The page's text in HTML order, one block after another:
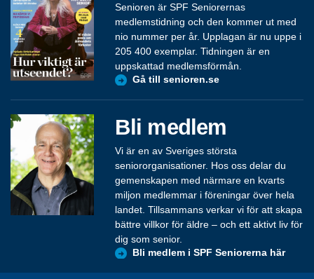
Senioren är SPF Seniorernas
medlemstidning och den kommer ut med
nio nummer per år. Upplagan är nu uppe i
205 400 exemplar. Tidningen är en
uppskattad medlemsförmån.
Gå till senioren.se
Bli medlem
Vi är en av Sveriges största
seniororganisationer. Hos oss delar du
gemenskapen med närmare en kvarts
miljon medlemmar i föreningar över hela
landet. Tillsammans verkar vi för att skapa
bättre villkor för äldre – och ett aktivt liv för
dig som senior.
Bli medlem i SPF Seniorerna här